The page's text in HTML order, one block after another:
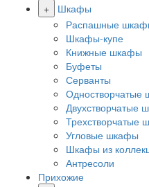
+
Шкафы
Распашные
Шкафы-купе
Книжные шкафы
Буфеты
Серванты
Одностворчатые
Двухстворчатые
Трехстворчатые
Угловые шкафы
Шкафы из
Антресоли
Прихожие